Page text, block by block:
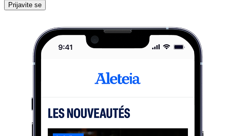
Prijavite se